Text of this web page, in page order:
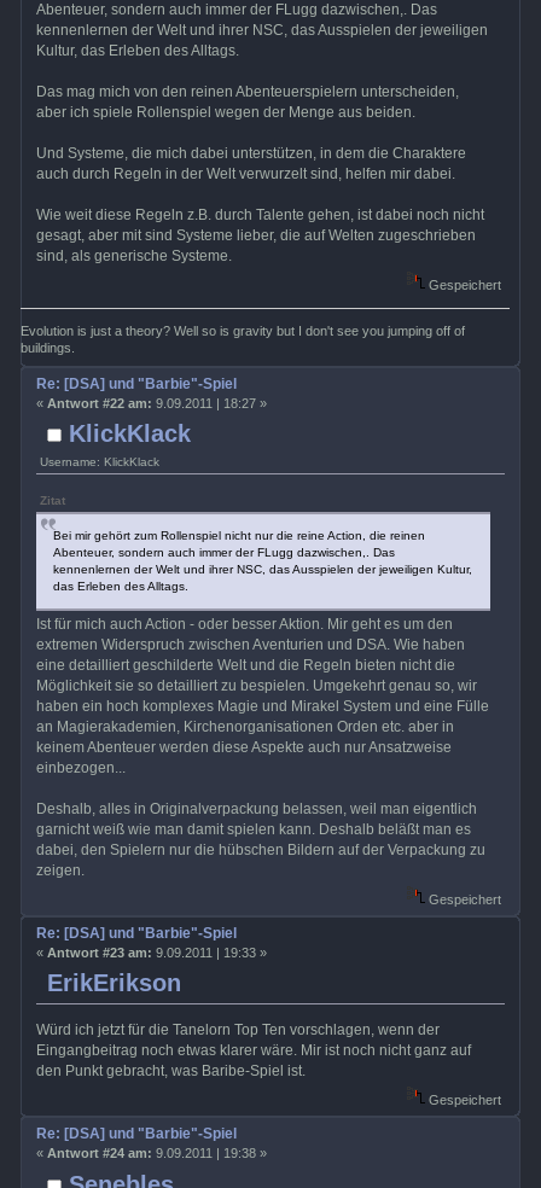
Abenteuer, sondern auch immer der FLugg dazwischen,. Das
kennenlernen der Welt und ihrer NSC, das Ausspielen der jeweiligen
Kultur, das Erleben des Alltags.
Das mag mich von den reinen Abenteuerspielern unterscheiden,
aber ich spiele Rollenspiel wegen der Menge aus beiden.
Und Systeme, die mich dabei unterstützen, in dem die Charaktere
auch durch Regeln in der Welt verwurzelt sind, helfen mir dabei.
Wie weit diese Regeln z.B. durch Talente gehen, ist dabei noch nicht
gesagt, aber mit sind Systeme lieber, die auf Welten zugeschrieben
sind, als generische Systeme.
Gespeichert
Evolution is just a theory? Well so is gravity but I don't see you jumping off of
buildings.
KlickKlack
Username: KlickKlack
Re: [DSA] und "Barbie"-Spiel
« Antwort #22 am: 9.09.2011 | 18:27 »
Zitat
Bei mir gehört zum Rollenspiel nicht nur die reine Action, die reinen
Abenteuer, sondern auch immer der FLugg dazwischen,. Das
kennenlernen der Welt und ihrer NSC, das Ausspielen der jeweiligen Kultur,
das Erleben des Alltags.
Ist für mich auch Action - oder besser Aktion. Mir geht es um den
extremen Widerspruch zwischen Aventurien und DSA. Wie haben
eine detailliert geschilderte Welt und die Regeln bieten nicht die
Möglichkeit sie so detailliert zu bespielen. Umgekehrt genau so, wir
haben ein hoch komplexes Magie und Mirakel System und eine Fülle
an Magierakademien, Kirchenorganisationen Orden etc. aber in
keinem Abenteuer werden diese Aspekte auch nur Ansatzweise
einbezogen...
Deshalb, alles in Originalverpackung belassen, weil man eigentlich
garnicht weiß wie man damit spielen kann. Deshalb beläßt man es
dabei, den Spielern nur die hübschen Bildern auf der Verpackung zu
zeigen.
Gespeichert
ErikErikson
Re: [DSA] und "Barbie"-Spiel
« Antwort #23 am: 9.09.2011 | 19:33 »
Würd ich jetzt für die Tanelorn Top Ten vorschlagen, wenn der
Eingangbeitrag noch etwas klarer wäre. Mir ist noch nicht ganz auf
den Punkt gebracht, was Baribe-Spiel ist.
Gespeichert
Re: [DSA] und "Barbie"-Spiel
« Antwort #24 am: 9.09.2011 | 19:38 »